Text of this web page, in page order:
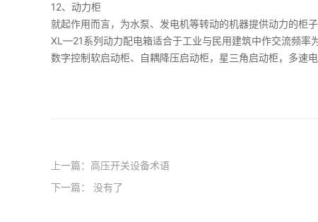
12、动力柜
就起作用而言，为水泵、发电机等转动的机器提供动力的柜子
XL—21系列动力配电箱适合于工业与民用建筑中作交流频率
数字控制软启动柜、自耦降压启动柜，星三角启动柜，多速
上一篇： 高压开关设备术语
下一篇： 没有了